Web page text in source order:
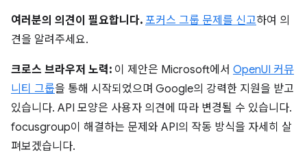
여러분의 의견이 필요합니다. 포커스 그룹 문제를 신고하여 의
견을 알려주세요.
크로스 브라우저 노력: 이 제안은 Microsoft에서 OpenUI 커뮤
니티 그룹을 통해 시작되었으며 Google의 강력한 지원을 받고
있습니다. API 모양은 사용자 의견에 따라 변경될 수 있습니다.
focusgroup이 해결하는 문제와 API의 작동 방식을 자세히 살
펴보겠습니다.